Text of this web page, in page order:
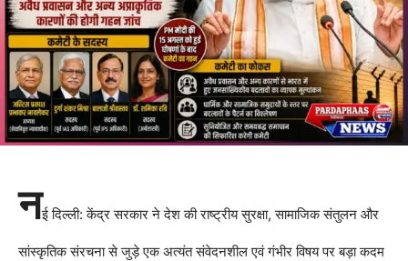
नई दिल्ली: केंद्र सरकार ने देश की राष्ट्रीय सुरक्षा, सामाजिक संतुलन और
सांस्कृतिक संरचना से जुड़े एक अत्यंत संवेदनशील एवं गंभीर विषय पर बड़ा कदम